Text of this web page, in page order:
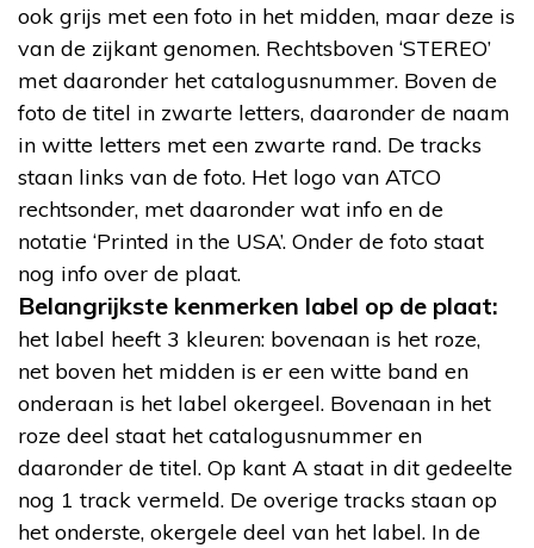
ook grijs met een foto in het midden, maar deze is
van de zijkant genomen. Rechtsboven ‘STEREO’
met daaronder het catalogusnummer. Boven de
foto de titel in zwarte letters, daaronder de naam
in witte letters met een zwarte rand. De tracks
staan links van de foto. Het logo van ATCO
rechtsonder, met daaronder wat info en de
notatie ‘Printed in the USA’. Onder de foto staat
nog info over de plaat.
Belangrijkste kenmerken label op de plaat:
het label heeft 3 kleuren: bovenaan is het roze,
net boven het midden is er een witte band en
onderaan is het label okergeel. Bovenaan in het
roze deel staat het catalogusnummer en
daaronder de titel. Op kant A staat in dit gedeelte
nog 1 track vermeld. De overige tracks staan op
het onderste, okergele deel van het label. In de